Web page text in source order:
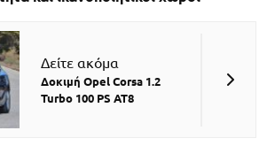
Δείτε ακόμα
Δοκιμή Opel Corsa 1.2
Turbo 100 PS AT8